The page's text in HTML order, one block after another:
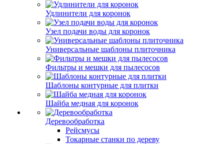
Удлинители для коронок
Узел подачи воды для коронок
Универсальные шаблоны плиточника
Фильтры и мешки для пылесосов
Шаблоны контурные для плитки
Шайба медная для коронок
Деревообработка
Рейсмусы
Токарные станки по дереву